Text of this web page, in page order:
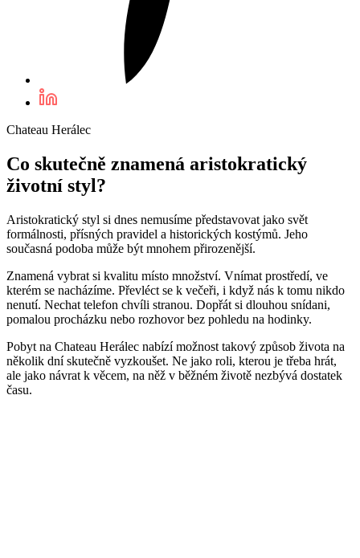
Chateau Herálec
Co skutečně znamená aristokratický
životní styl?
Aristokratický styl si dnes nemusíme představovat jako svět
formálnosti, přísných pravidel a historických kostýmů. Jeho
současná podoba může být mnohem přirozenější.
Znamená vybrat si kvalitu místo množství. Vnímat prostředí, ve
kterém se nacházíme. Převléct se k večeři, i když nás k tomu nikdo
nenutí. Nechat telefon chvíli stranou. Dopřát si dlouhou snídani,
pomalou procházku nebo rozhovor bez pohledu na hodinky.
Pobyt na Chateau Herálec nabízí možnost takový způsob života na
několik dní skutečně vyzkoušet. Ne jako roli, kterou je třeba hrát,
ale jako návrat k věcem, na něž v běžném životě nezbývá dostatek
času.